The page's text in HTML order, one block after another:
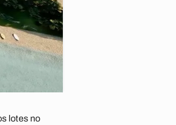
lotes no